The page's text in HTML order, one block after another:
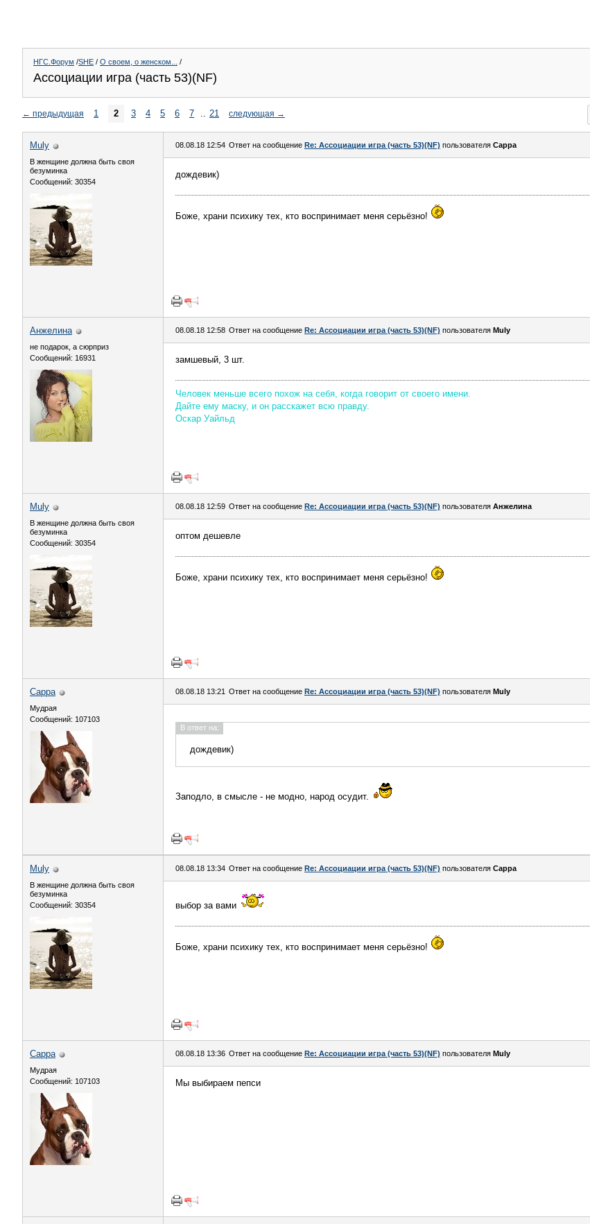
НГС.Форум /SHE / О своем, о женском... /
Ассоциации игра (часть 53)(NF)
← предыдущая 1 2 3 4 5 6 7 .. 21 следующая →
Muly
В женщине должна быть своя
безyминка
Сообщений: 30354
08.08.18 12:54 Ответ на сообщение Re: Ассоциации игра (часть 53)(NF) пользователя Сарра
дождевик)
Боже, храни психику тех, кто воспринимает меня серьёзно!
Aнжелина
не подарок, а сюрприз
Сообщений: 16931
08.08.18 12:58 Ответ на сообщение Re: Ассоциации игра (часть 53)(NF) пользователя Muly
замшевый, 3 шт.
Человек меньше всего похож на себя, когда говорит от своего имени.
Дайте ему маску, и он расскажет всю правду.
Оскар Уайльд
Muly
В женщине должна быть своя
безyминка
Сообщений: 30354
08.08.18 12:59 Ответ на сообщение Re: Ассоциации игра (часть 53)(NF) пользователя Aнжелина
оптом дешевле
Боже, храни психику тех, кто воспринимает меня серьёзно!
Сарра
Мудрая
Сообщений: 107103
08.08.18 13:21 Ответ на сообщение Re: Ассоциации игра (часть 53)(NF) пользователя Muly
В ответ на:
дождевик)
Заподло, в смысле - не модно, народ осудит.
Muly
В женщине должна быть своя
безyминка
Сообщений: 30354
08.08.18 13:34 Ответ на сообщение Re: Ассоциации игра (часть 53)(NF) пользователя Сарра
выбор за вами
Боже, храни психику тех, кто воспринимает меня серьёзно!
Сарра
Мудрая
Сообщений: 107103
08.08.18 13:36 Ответ на сообщение Re: Ассоциации игра (часть 53)(NF) пользователя Muly
Мы выбираем пепси